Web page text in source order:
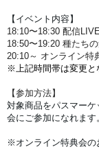
【イベント内容】
18:10〜18:30 配信
18:50〜19:20 種たち
20:10～ オンライン特
※上記時間帯は変更と
【参加方法】
対象商品をパスマー
会にご参加になれます
※オンライン特典会の